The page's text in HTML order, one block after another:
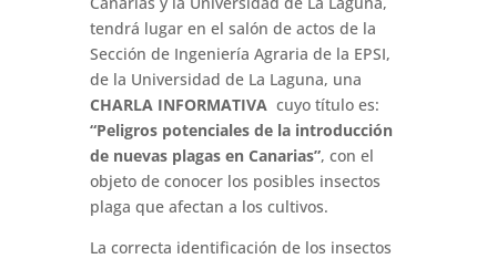
tendrá lugar en el salón de actos de la
Sección de Ingeniería Agraria de la EPSI,
de la Universidad de La Laguna, una
CHARLA INFORMATIVAcuyo título es:
“Peligros potenciales de la introducción
de nuevas plagas en Canarias”, con el
objeto de conocer los posibles insectos
plaga que afectan a los cultivos.
La correcta identificación de los insectos